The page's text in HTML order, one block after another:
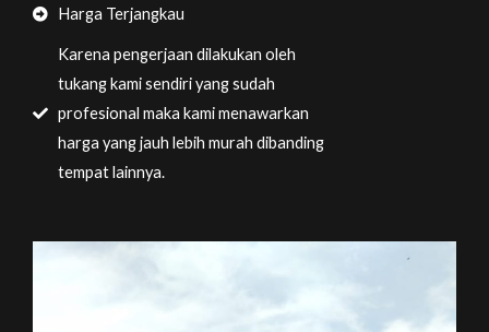
Harga Terjangkau
Karena pengerjaan dilakukan oleh
tukang kami sendiri yang sudah
profesional maka kami menawarkan
harga yang jauh lebih murah dibanding
tempat lainnya.